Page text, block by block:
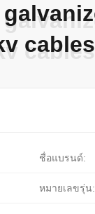
cables
cables
ชื่อแบรนด์:
หมายเลขรุ่น: